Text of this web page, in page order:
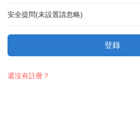
安全提問(未設置請忽略)
登錄
還沒有註冊？